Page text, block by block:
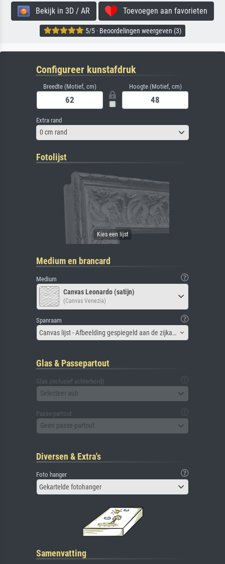
Bekijk in 3D / AR Toevoegen aan favorieten
5/5 · Beoordelingen weergeven (3)
Configureer kunstafdruk
Breedte (Motief, cm) Hoogte (Motief, cm)
Extra rand
0 cm rand
Fotolijst
Medium en brancard
Medium
Canvas Leonardo (satijn)
(Canvas Venezia)
Spanraam
Canvas lijst - Afbeelding gespiegeld aan de zijkant
Glas & Passepartout
Glas (inclusief achterbord)
Selecteer aub
Passe-partout
Geen passe-partout
Diversen & Extra's
Foto hanger
Gekartelde fotohanger
Samenvatting